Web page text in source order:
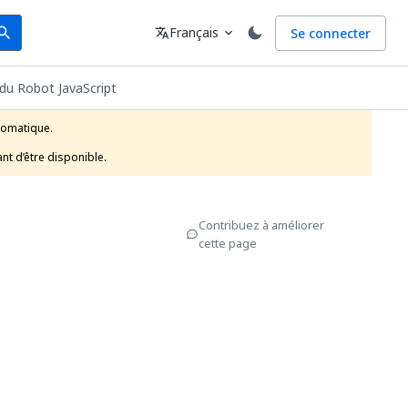
Langue
translateFrançais expand_more Se connecter
Robot JavaScript
d’être disponible.
Contribuez à améliorer
cette page